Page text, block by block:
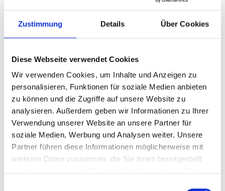
Zustimmung Details Über Cookies
Diese Webseite verwendet Cookies
Wir verwenden Cookies, um Inhalte und Anzeigen zu
personalisieren, Funktionen für soziale Medien anbieten
zu können und die Zugriffe auf unsere Website zu
analysieren. Außerdem geben wir Informationen zu Ihrer
Verwendung unserer Website an unsere Partner für
soziale Medien, Werbung und Analysen weiter. Unsere
Partner führen diese Informationen möglicherweise mit
weiteren Daten zusammen, die Sie ihnen bereitgestellt
TSV Egestorf Sportstätte
Ammerke
30890 Barsinghausen-
Egestorf